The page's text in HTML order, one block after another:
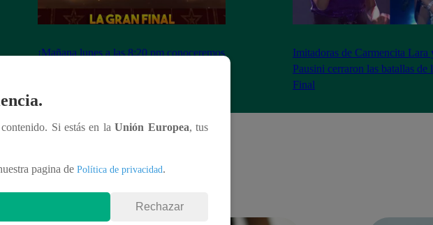
¡Mañana lunes a las 8:20 pm conoceremos
Imitadoras de Carmencita Lara
Pausini cerraron las batallas de
Final
Si estás en laUnión Europea, tus
pagina de Política de privacidad.
Rechazar